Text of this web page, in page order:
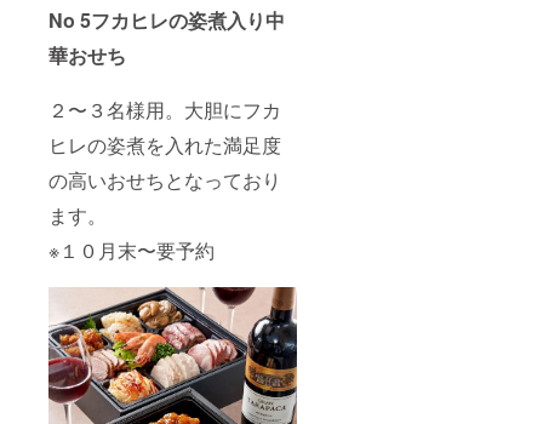
No 5フカヒレの姿煮入り中
華おせち
２〜３名様用。大胆にフカ
ヒレの姿煮を入れた満足度
の高いおせちとなっており
ます。
※１０月末〜要予約